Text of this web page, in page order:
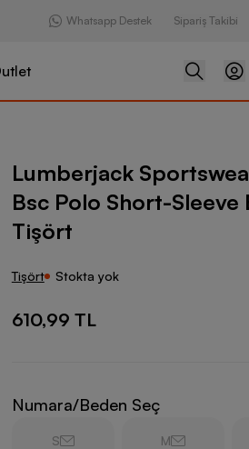
Whatsapp Destek Sipariş Takibi
Basic Bsc Polo Short-
Lumberjack
Bsc Polo Short-Sleeve
Tişört
Tişört Stokta yok
610,99 TL
Numara/Beden Seç
S M